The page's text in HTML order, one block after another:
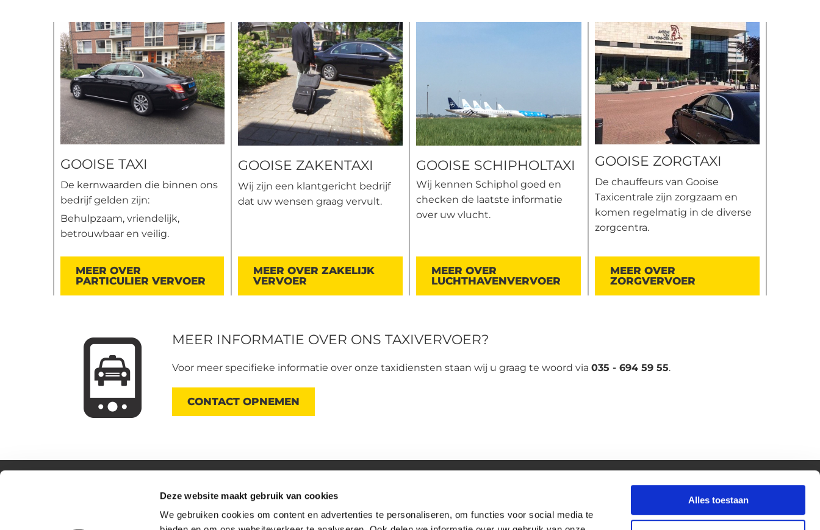
Deze website maakt gebruik van cookies
We gebruiken cookies om content en advertenties te personaliseren, om functies voor social media te
Alles toestaan
GOOISE TAXI
De kernwaarden die binnen ons
bedrijf gelden zijn:
Behulpzaam, vriendelijk,
betrouwbaar en veilig.
MEER OVER
PARTICULIER VERVOER
GOOISE ZAKENTAXI
Wij zijn een klantgericht bedrijf
dat uw wensen graag vervult.
MEER OVER ZAKELIJK
VERVOER
GOOISE SCHIPHOLTAXI
Wij kennen Schiphol goed en
checken de laatste informatie
over uw vlucht.
MEER OVER
LUCHTHAVENVERVOER
GOOISE ZORGTAXI
De chauffeurs van Gooise
Taxicentrale zijn zorgzaam en
komen regelmatig in de diverse
zorgcentra.
MEER OVER
ZORGVERVOER
MEER INFORMATIE OVER ONS TAXIVERVOER?
Voor meer specifieke informatie over onze taxidiensten staan wij u graag te woord via 035 - 694 59 55.
CONTACT OPNEMEN
Gooise Taxicentrale
Maandag - Zondag
Hele dag